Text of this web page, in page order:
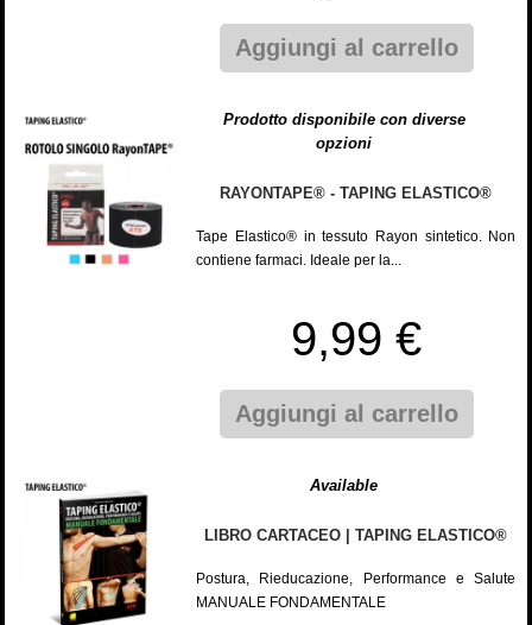
Aggiungi al carrello
Prodotto disponibile con diverse
opzioni
RAYONTAPE® - TAPING ELASTICO®
Tape Elastico® in tessuto Rayon sintetico. Non
contiene farmaci. Ideale per la...
9,99 €
Aggiungi al carrello
Available
LIBRO CARTACEO | TAPING ELASTICO®
Postura, Rieducazione, Performance e Salute
MANUALE FONDAMENTALE